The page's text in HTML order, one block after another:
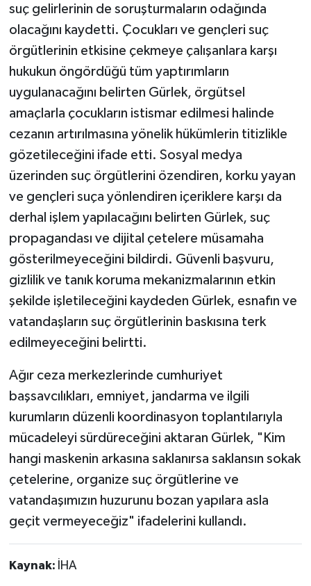
suç gelirlerinin de soruşturmaların odağında
olacağını kaydetti. Çocukları ve gençleri suç
örgütlerinin etkisine çekmeye çalışanlara karşı
hukukun öngördüğü tüm yaptırımların
uygulanacağını belirten Gürlek, örgütsel
amaçlarla çocukların istismar edilmesi halinde
cezanın artırılmasına yönelik hükümlerin titizlikle
gözetileceğini ifade etti. Sosyal medya
üzerinden suç örgütlerini özendiren, korku yayan
ve gençleri suça yönlendiren içeriklere karşı da
derhal işlem yapılacağını belirten Gürlek, suç
propagandası ve dijital çetelere müsamaha
gösterilmeyeceğini bildirdi. Güvenli başvuru,
gizlilik ve tanık koruma mekanizmalarının etkin
şekilde işletileceğini kaydeden Gürlek, esnafın ve
vatandaşların suç örgütlerinin baskısına terk
edilmeyeceğini belirtti.
Ağır ceza merkezlerinde cumhuriyet
başsavcılıkları, emniyet, jandarma ve ilgili
kurumların düzenli koordinasyon toplantılarıyla
mücadeleyi sürdüreceğini aktaran Gürlek, "Kim
hangi maskenin arkasına saklanırsa saklansın sokak
çetelerine, organize suç örgütlerine ve
vatandaşımızın huzurunu bozan yapılara asla
geçit vermeyeceğiz" ifadelerini kullandı.
Kaynak: İHA